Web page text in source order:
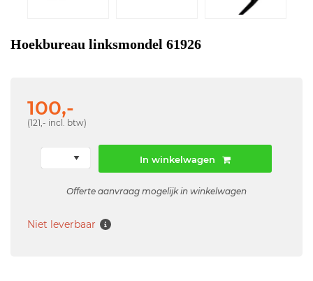
Hoekbureau linksmondel 61926
100,-
(121,- incl. btw)
In winkelwagen
Offerte aanvraag mogelijk in winkelwagen
Niet leverbaar